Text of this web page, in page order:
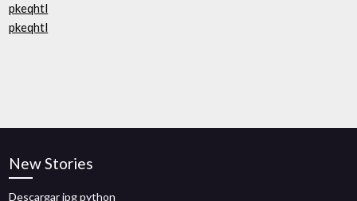
pkeqhtl
pkeqhtl
New Stories
Descargar jpg python